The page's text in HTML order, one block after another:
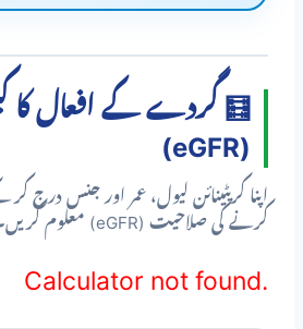
🧮 گردے کے افعال کا
(eGFR)
اپنا کریٹینائن لیول، عمر اور جنس درج
کرنے کی صلاحیت (eGFR) معلوم کریں۔
Calculator not found.